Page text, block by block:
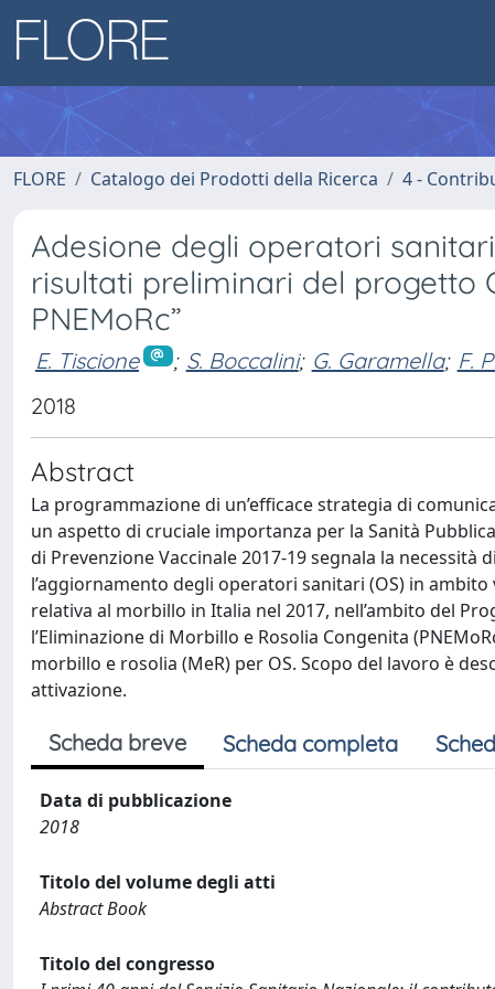
FLORE Catalogo dei Prodotti della Ricerca 4 -
Adesione degli operatori
risultati preliminari del progetto
PNEMoRc”
E. Tiscione ; S. Boccalini; G. Garamella; F.
2018
Abstract
La programmazione di un’efficace strategia di
un aspetto di cruciale importanza per la Sanità
di Prevenzione Vaccinale 2017-19 segnala la
l’aggiornamento degli operatori sanitari (OS) in
relativa al morbillo in Italia nel 2017, nell’ambito del
l’Eliminazione di Morbillo e Rosolia Congenita
morbillo e rosolia (MeR) per OS. Scopo del lavoro è
attivazione.
Scheda breve Scheda completa
Data di pubblicazione
2018
Titolo del volume degli atti
Abstract Book
Titolo del congresso